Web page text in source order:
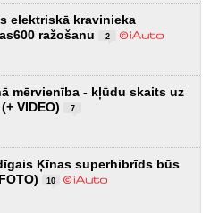
elektriskā kravinieka
ražošanu
2
mērvienība - kļūdu skaits uz
VIDEO)
7
Ķīnas superhibrīds būs
10